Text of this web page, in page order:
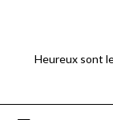
Heureux sont